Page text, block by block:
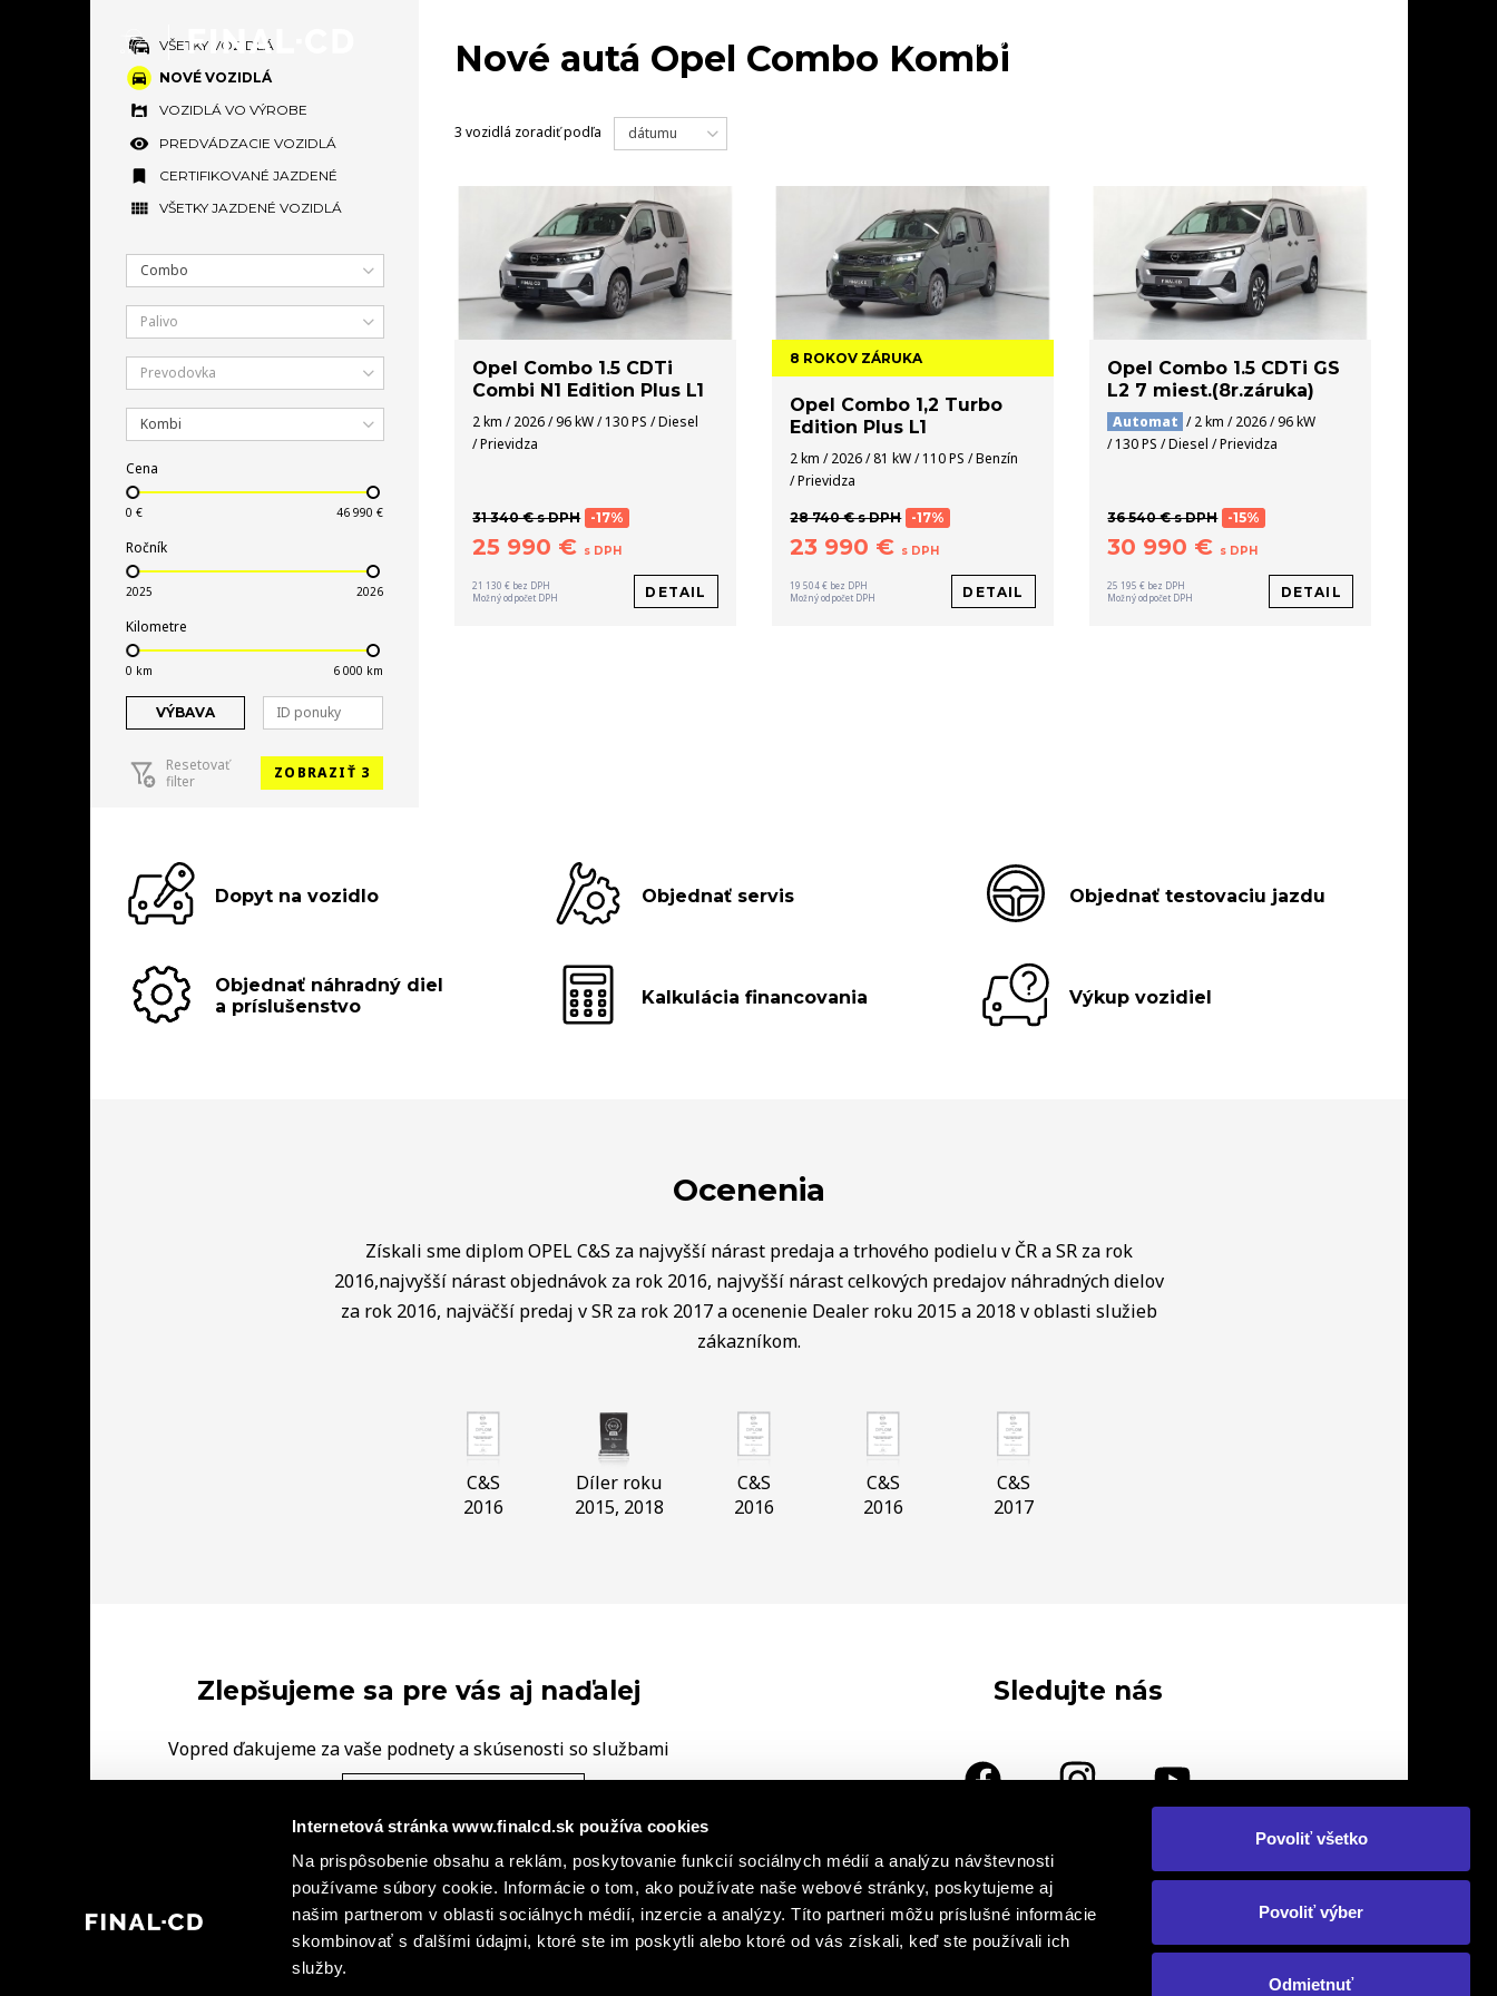
Internetová stránka www.finalcd.sk používa cookies
Na prispôsobenie obsahu a reklám, poskytovanie funkcií sociálnych médií a analýzu návštevnosti
používame súbory cookie. Informácie o tom, ako používate naše webové stránky, poskytujeme aj
našim partnerom v oblasti sociálnych médií, inzercie a analýzy. Títo partneri môžu príslušné informácie
skombinovať s ďalšími údajmi, ktoré ste im poskytli alebo ktoré od vás získali, keď ste používali ich
služby.
Povoliť všetko
Povoliť výber
Odmietnuť
MODELY NA SKLADE
VŠETKY VOZIDLÁ
NOVÉ VOZIDLÁ
VOZIDLÁ VO VÝROBE
PREDVÁDZACIE VOZIDLÁ
CERTIFIKOVANÉ JAZDENÉ
VŠETKY JAZDENÉ VOZIDLÁ
Combo
Palivo
Prevodovka
Kombi
Cena
Ročník
Kilometre
VÝBAVA
Resetovať
filter
ZOBRAZIŤ 3
Nové autá Opel Combo Kombi
3 vozidlá zoradiť podľa dátumu
Opel Combo 1.5 CDTi
Combi N1 Edition Plus L1
2 km / 2026 / 96 kW / 130 PS / Diesel
/ Prievidza
31 340 € s DPH -17%
25 990 € s DPH
21 130 € bez DPH
Možný odpočet DPH
DETAIL
8 ROKOV ZÁRUKA
Opel Combo 1,2 Turbo
Edition Plus L1
2 km / 2026 / 81 kW / 110 PS / Benzín
/ Prievidza
28 740 € s DPH -17%
23 990 € s DPH
19 504 € bez DPH
Možný odpočet DPH
DETAIL
Opel Combo 1.5 CDTi GS
L2 7 miest.(8r.záruka)
Automat / 2 km / 2026 / 96 kW
/ 130 PS / Diesel / Prievidza
36 540 € s DPH -15%
30 990 € s DPH
25 195 € bez DPH
Možný odpočet DPH
DETAIL
Dopyt na vozidlo Objednať servis Objednať testovaciu jazdu
Objednať náhradný diel
a príslušenstvo
Kalkulácia financovania Výkup vozidiel
Ocenenia
Získali sme diplom OPEL C&S za najvyšší nárast predaja a trhového podielu v ČR a SR za rok
2016,najvyšší nárast objednávok za rok 2016, najvyšší nárast celkových predajov náhradných dielov
za rok 2016, najväčší predaj v SR za rok 2017 a ocenenie Dealer roku 2015 a 2018 v oblasti služieb
zákazníkom.
C&S
2016
Díler roku
2015, 2018
C&S
2016
C&S
2016
C&S
2017
Zlepšujeme sa pre vás aj naďalej
Vopred ďakujeme za vaše podnety a skúsenosti so službami
FINAL‑CD.
Ochrana osobných údajov |Informácie o kamerových záznamoch|Základné časti
dohody spoločných prevádzkovateľov|Informácie o súboroch cookies
Sledujte nás
alebo nás navštívte osobne